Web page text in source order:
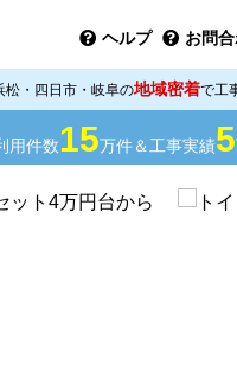
ヘルプ お問
松・四日市・岐阜の地域密着で工
用件数15万件＆工事実績5